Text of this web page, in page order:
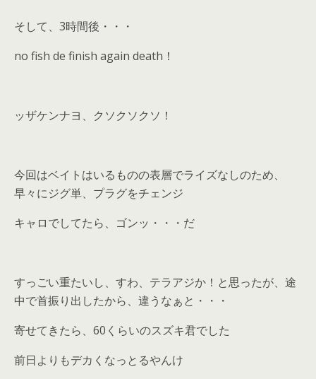
そして、3時間後・・・
no fish de finish again death！
ッザケンナヨ、クソクソクソ！
今回はベイトはいるものの表層でライズなしのため、
早々にジグ単、プラグをチェンジ
キャロでしてたら、ゴンッ・・・だ
すっごい重たいし、すわ、テラアジか！と思ったが、途
中で首振り出したから、違うなぁと・・・
寄せてきたら、60くらいのスズキ君でした
前日よりもデカくなっとるやんけ